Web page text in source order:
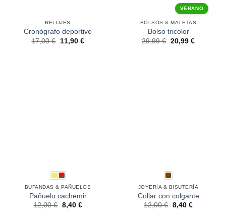
RELOJES
Cronógrafo deportivo
17,00€ 11,90 €
VERANO
BOLSOS & MALETAS
Bolso tricolor
29,99€ 20,99 €
BUFANDAS & PAÑUELOS
Pañuelo cachemir
12,00€ 8,40 €
JOYERÍA & BISUTERÍA
Collar con colgante
12,00€ 8,40 €